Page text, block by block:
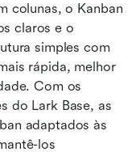
colunas, o Kanban
claros e o
simples com
rápida, melhor
Com os
do Lark Base, as
adaptados às
los